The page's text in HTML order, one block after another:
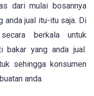
dari mulai bosannya
anda jual itu-itu saja. Di
berkala untuk
bakar yang anda jual.
sehingga konsumen
anda.